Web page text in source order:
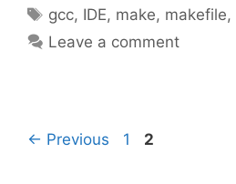
Tags
gcc, IDE, make, makefile,
Leave a comment
← Previous Page
1 Page
2